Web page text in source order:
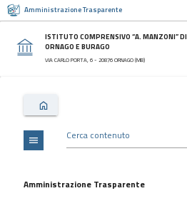
Amministrazione Trasparente
ISTITUTO COMPRENSIVO “A. MANZONI” DI
ORNAGO E BURAGO
VIA CARLO PORTA, 6 - 20876 ORNAGO (MB)
Sezioni
Disposizioni
Generali
Consulenti
collaboratori
Bandi
menu
Amministrazione Trasparente